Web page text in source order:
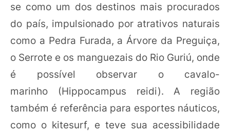
se como um dos destinos mais procurados
do país, impulsionado por atrativos naturais
como a Pedra Furada, a Árvore da Preguiça,
o Serrote e os manguezais do Rio Guriú, onde
é possível observar o cavalo-
marinho (Hippocampus reidi). A região
também é referência para esportes náuticos,
como o kitesurf, e teve sua acessibilidade